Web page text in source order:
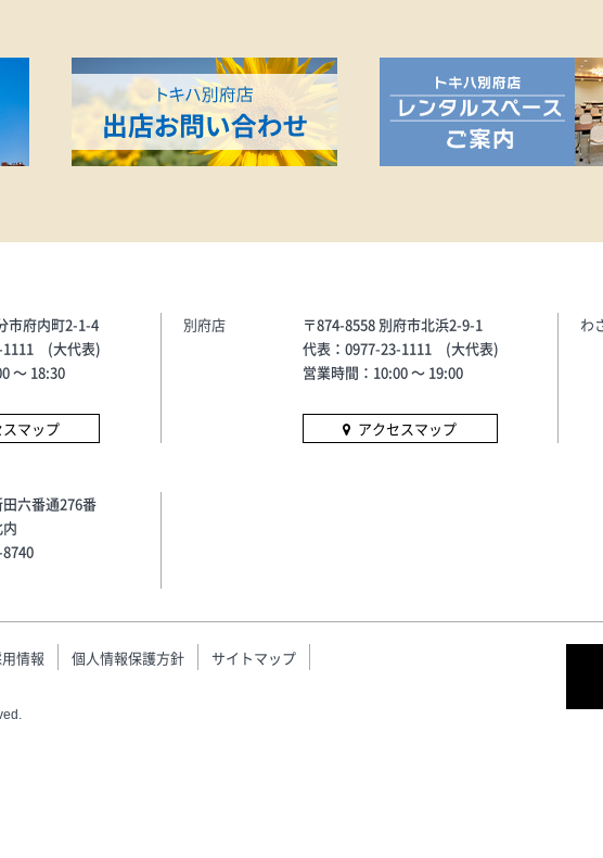
ログラムを実施いたしま
第3回：キッズバリスタ体
ーヒーカスタマイズ)＆豆
臭剤をつくろう～環境の
＞■開催日時8月10日(月)
の楽しみ方、バリスタ体
球環境のお話し3.まとめ＜
回：★大分市環境課の皆様
会 とキッズバリスタ体験
催日時8月18日(火) 10:30～
3.まとめ＜第5回：キッズ
市府内町2-1-4
1111 (大代表)
〜 18:30
マップ
別府店
〒874-8558 別府市北浜2-9-1
代表：0977-23-1111 (大代表)
営業時間：10:00 〜 19:00
アクセスマップ
わ
六番通276番
情報 個人情報保護方針 サイトマップ